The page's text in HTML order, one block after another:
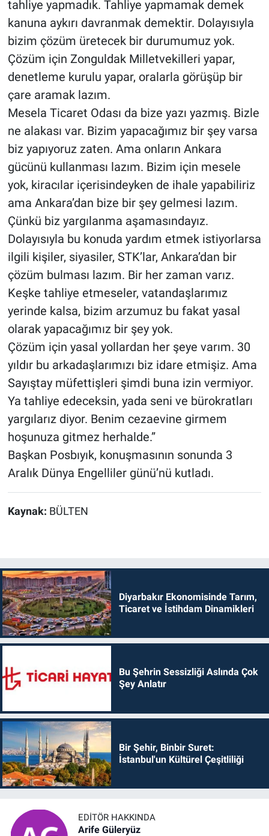
tahliye yapmadık. Tahliye yapmamak demek
kanuna aykırı davranmak demektir. Dolayısıyla
bizim çözüm üretecek bir durumumuz yok.
Çözüm için Zonguldak Milletvekilleri yapar,
denetleme kurulu yapar, oralarla görüşüp bir
çare aramak lazım.
Mesela Ticaret Odası da bize yazı yazmış. Bizle
ne alakası var. Bizim yapacağımız bir şey varsa
biz yapıyoruz zaten. Ama onların Ankara
gücünü kullanması lazım. Bizim için mesele
yok, kiracılar içerisindeyken de ihale yapabiliriz
ama Ankara’dan bize bir şey gelmesi lazım.
Çünkü biz yargılanma aşamasındayız.
Dolayısıyla bu konuda yardım etmek istiyorlarsa
ilgili kişiler, siyasiler, STK’lar, Ankara’dan bir
çözüm bulması lazım. Bir her zaman varız.
Keşke tahliye etmeseler, vatandaşlarımız
yerinde kalsa, bizim arzumuz bu fakat yasal
olarak yapacağımız bir şey yok.
Çözüm için yasal yollardan her şeye varım. 30
yıldır bu arkadaşlarımızı biz idare etmişiz. Ama
Sayıştay müfettişleri şimdi buna izin vermiyor.
Ya tahliye edeceksin, yada seni ve bürokratları
yargılarız diyor. Benim cezaevine girmem
hoşunuza gitmez herhalde.”
Başkan Posbıyık, konuşmasının sonunda 3
Aralık Dünya Engelliler günü’nü kutladı.
Kaynak: BÜLTEN
Diyarbakır Ekonomisinde Tarım,
Ticaret ve İstihdam Dinamikleri
Bu Şehrin Sessizliği Aslında Çok
Şey Anlatır
Bir Şehir, Binbir Suret:
İstanbul'un Kültürel Çeşitliliği
EDITÖR HAKKINDA
Arife Güleryüz